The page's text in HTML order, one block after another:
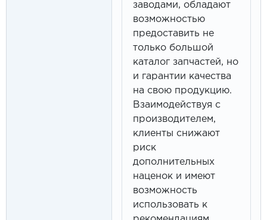
заводами, обладают
возможностью
предоставить не
только большой
каталог запчастей, но
и гарантии качества
на свою продукцию.
Взаимодействуя с
производителем,
клиенты снижают
риск
дополнительных
наценок и имеют
возможность
использовать к